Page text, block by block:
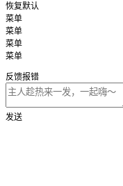
恢复默认
菜单
菜单
菜单
菜单
反馈报错
发送